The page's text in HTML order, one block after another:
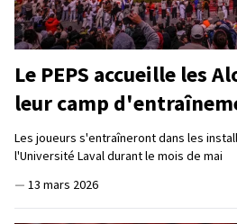
Le PEPS accueille les
leur camp
Les joueurs s'entraîneront dans les
l'Université Laval durant le mois de mai
— 13 mars 2026